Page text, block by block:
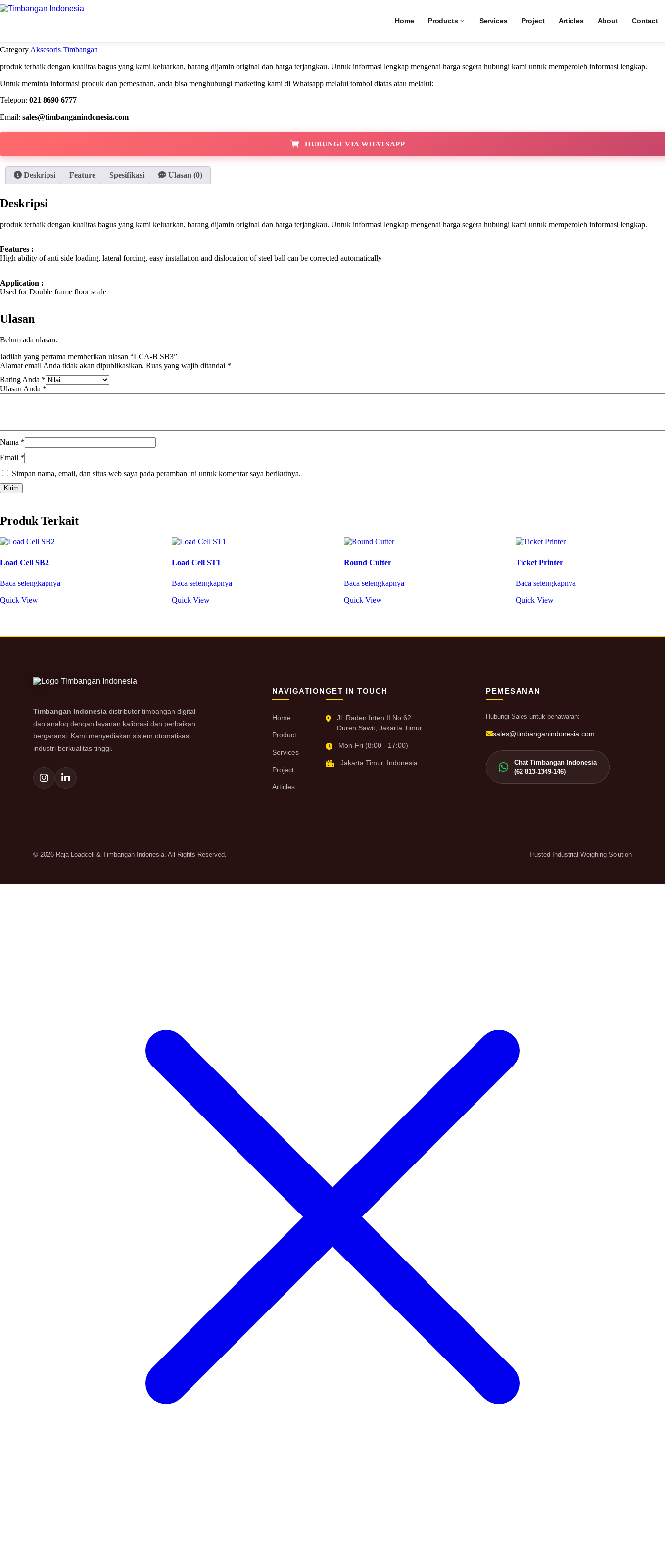
Home Products Services Project Articles About Contact
Beranda Aksesoris Timbangan
LCA-B SB3
CategoryAksesoris Timbangan
produk terbaik dengan kualitas bagus yang kami keluarkan, barang dijamin original dan harga terjangkau. Untuk informasi lengkap mengenai harga segera hubungi kami untuk memperoleh informasi lengkap.
Untuk meminta informasi produk dan pemesanan, anda bisa menghubungi marketing kami di Whatsapp melalui tombol diatas atau melalui:
Telepon: 021 8690 6777
Email: sales@timbanganindonesia.com
HUBUNGI VIA WHATSAPP
Deskripsi Feature Spesifikasi Ulasan (0)
Deskripsi
produk terbaik dengan kualitas bagus yang kami keluarkan, barang dijamin original dan harga terjangkau. Untuk informasi lengkap mengenai harga segera hubungi kami untuk memperoleh informasi lengkap.
Features :
High ability of anti side loading, lateral forcing, easy installation and dislocation of steel ball can be corrected automatically
Application :
Used for Double frame floor scale
Ulasan
Belum ada ulasan.
Jadilah yang pertama memberikan ulasan “LCA-B SB3”
Alamat email Anda tidak akan dipublikasikan. Ruas yang wajib ditandai *
Rating Anda *
Ulasan Anda *
Nama *
Email *
Simpan nama, email, dan situs web saya pada peramban ini untuk komentar saya berikutnya.
Produk Terkait
Load Cell SB2
Baca selengkapnya
Quick View
Load Cell ST1
Baca selengkapnya
Quick View
Round Cutter
Baca selengkapnya
Quick View
Ticket Printer
Baca selengkapnya
Quick View
Timbangan Indonesia distributor timbangan digital
dan analog dengan layanan kalibrasi dan perbaikan
bergaransi. Kami menyediakan sistem otomatisasi
industri berkualitas tinggi.
NAVIGATION
Home
Product
Services
Project
Articles
GET IN TOUCH
Jl. Raden Inten II No.62
Duren Sawit, Jakarta Timur
Mon-Fri (8:00 - 17:00)
Jakarta Timur, Indonesia
PEMESANAN
Hubungi Sales untuk penawaran:
sales@timbanganindonesia.com
Chat Timbangan Indonesia
(62 813-1349-146)
© 2026 Raja Loadcell & Timbangan Indonesia. All Rights Reserved. Trusted Industrial Weighing Solution